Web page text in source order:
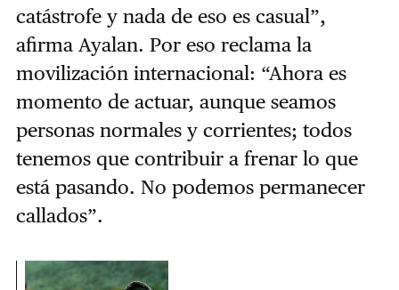
catástrofe y nada de eso es casual”,
afirma Ayalan. Por eso reclama la
movilización internacional: “Ahora es
momento de actuar, aunque seamos
personas normales y corrientes; todos
tenemos que contribuir a frenar lo que
está pasando. No podemos permanecer
callados”.